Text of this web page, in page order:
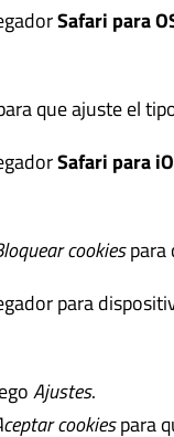
Safari para
que ajuste el
Safari para
cookiespara
para
Ajustes.
cookiespara